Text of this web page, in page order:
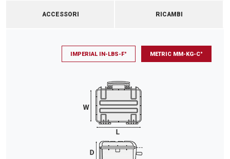
ACCESSORI RICAMBI
IMPERIAL IN-LBS-F° METRIC MM-KG-C°